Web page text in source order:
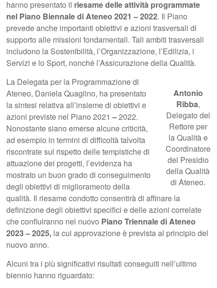
hanno presentato il riesame delle attività programmate
nel Piano Biennale di Ateneo 2021 – 2022. Il Piano
prevede anche importanti obiettivi e azioni trasversali di
supporto alle missioni fondamentali. Tali ambiti trasversali
includono la Sostenibilità, l’Organizzazione, l’Edilizia, i
Servizi e lo Sport, nonché l’Assicurazione della Qualità.
Antonio
Ribba,
Delegato del
Rettore per
la Qualità e
Coordinatore
del Presidio
della Qualità
di Ateneo.
La Delegata per la Programmazione di
Ateneo, Daniela Quaglino, ha presentato
la sintesi relativa all’insieme di obiettivi e
azioni previste nel Piano 2021–2022.
Nonostante siano emerse alcune criticità,
ad esempio in termini di difficoltà talvolta
riscontrate sul rispetto delle tempistiche di
attuazione dei progetti, l’evidenza ha
mostrato un buon grado di conseguimento
degli obiettivi di miglioramento della
qualità. Il riesame condotto consentirà di affinare la
definizione degli obiettivi specifici e delle azioni correlate
che confluiranno nel nuovo Piano Triennale di Ateneo
2023 – 2025, la cui approvazione è prevista al principio del
nuovo anno.
Alcuni tra i più significativi risultati conseguiti nell’ultimo
biennio hanno riguardato: